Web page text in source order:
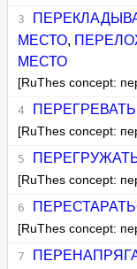
МЕСТО,
МЕСТО
[RuThes concept:
ПЕРЕГРЕВАТЬ
[RuThes concept:
[RuThes concept:
[RuThes concept: